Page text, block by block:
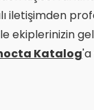
iletişimden
ekiplerinizin
Katalog